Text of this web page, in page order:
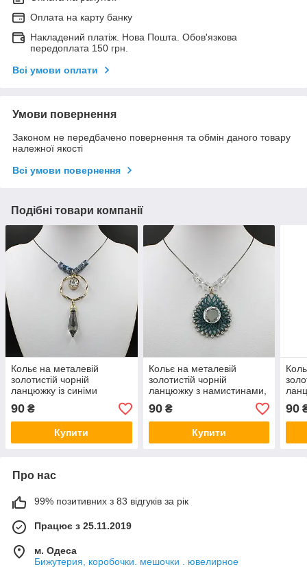
Оплата на карту банку
Накладений платіж. Нова Пошта. Обов'язкова
передоплата 150 грн.
Всі умови оплати
Умови повернення
Законом не передбачено повернення та обмін даного товару
належної якості
Всі умови повернення
Подібні товари компанії
Кольє на металевій
золотистій чорній
ланцюжку із синіми
намистинами, що
переливаються, з
кристалом довжина 70 см
90 ₴
Купити
Кольє на металевій
золотистій чорній
ланцюжку з намистинами,
що переливаються, з
бірюзовою підвіскою
довжина 70 см
90₴
Купити
70
90
Про нас
99% позитивних з 83 відгуків за рік
Працює з 25.11.2019
м. Одеса
Бижутерия, коробочки. мешочки . ювелирное